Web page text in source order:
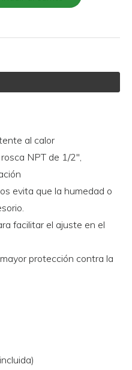
al calor
NPT de 1/2",
evita que la humedad o
facilitar el ajuste en el
protección contra la